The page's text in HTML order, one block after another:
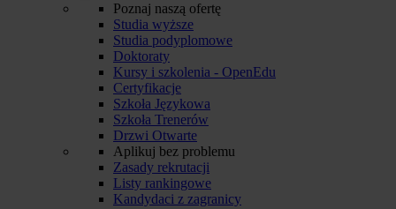
Poznaj naszą ofertę
Studia wyższe
Studia podyplomowe
Doktoraty
Kursy i szkolenia - OpenEdu
Certyfikacje
Szkoła Językowa
Szkoła Trenerów
Drzwi Otwarte
Aplikuj bez problemu
Zasady rekrutacji
Listy rankingowe
Kandydaci z zagranicy